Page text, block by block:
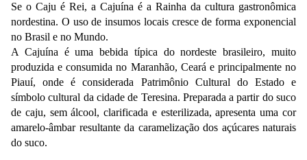
Se o Caju é Rei, a Cajuína é a Rainha da cultura gastronômica
nordestina. O uso de insumos locais cresce de forma exponencial
no Brasil e no Mundo.
A Cajuína é uma bebida típica do nordeste brasileiro, muito
produzida e consumida no Maranhão, Ceará e principalmente no
Piauí, onde é considerada Patrimônio Cultural do Estado e
símbolo cultural da cidade de Teresina. Preparada a partir do suco
de caju, sem álcool, clarificada e esterilizada, apresenta uma cor
amarelo-âmbar resultante da caramelização dos açúcares naturais
do suco.